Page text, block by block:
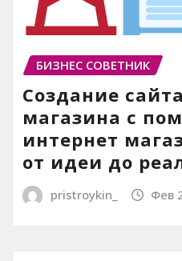
БИЗНЕС СОВЕТНИК
Создание
магазина с
интернет
от идеи до
pristroykin_ Фев